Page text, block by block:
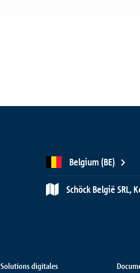
Belgium (BE)
Schöck België SRL,
Solutions digitales